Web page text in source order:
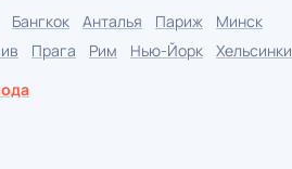
Бангкок Анталья Париж
Минск
Прага Рим Нью-Йорк
Хельсинки